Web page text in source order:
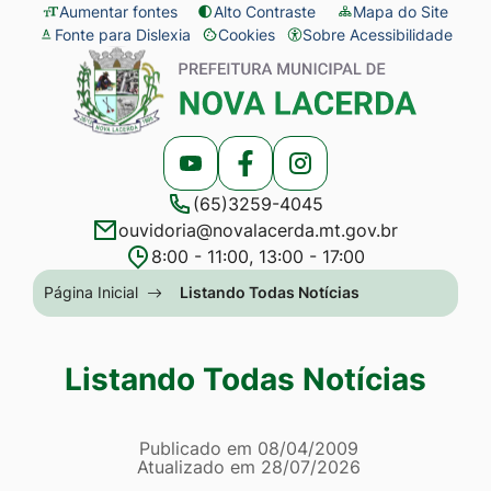
Seção
de
atalhos
acessibilidade
Ir
para
conteúdo
menu
[alt+2]
para
Aumentar fontes Alto Contraste
Mapa do Site
Fonte para Dislexia
Cookies
Abrir
preferências
de
cookies
Sobre Acessibilidade
Seção
menu
Acessar
a
Rede
Social
Acessar
a
Rede
Social
Acessar
a
Rede
Social
(65)3259-4045
ouvidoria@novalacerda.mt.gov.br
8:00 - 11:00, 13:00 - 17:00
Seção
do
principal
Página Inicial Listando Todas Notícias
Listando Todas Notícias
Página Listando Todas
Informações
Publicado em 08/04/2009
Atualizado em 28/07/2026